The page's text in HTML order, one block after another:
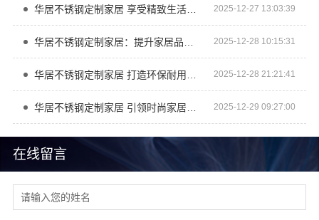
在线留言
华居不锈钢定制家居 享受精致生活从细节做起 2025-12-27 13:03:39
2025-12-28 10:15:31
2025-12-28 21:21:41
华居不锈钢定制家居 引领时尚家居潮流 2025-12-29 09:27:00